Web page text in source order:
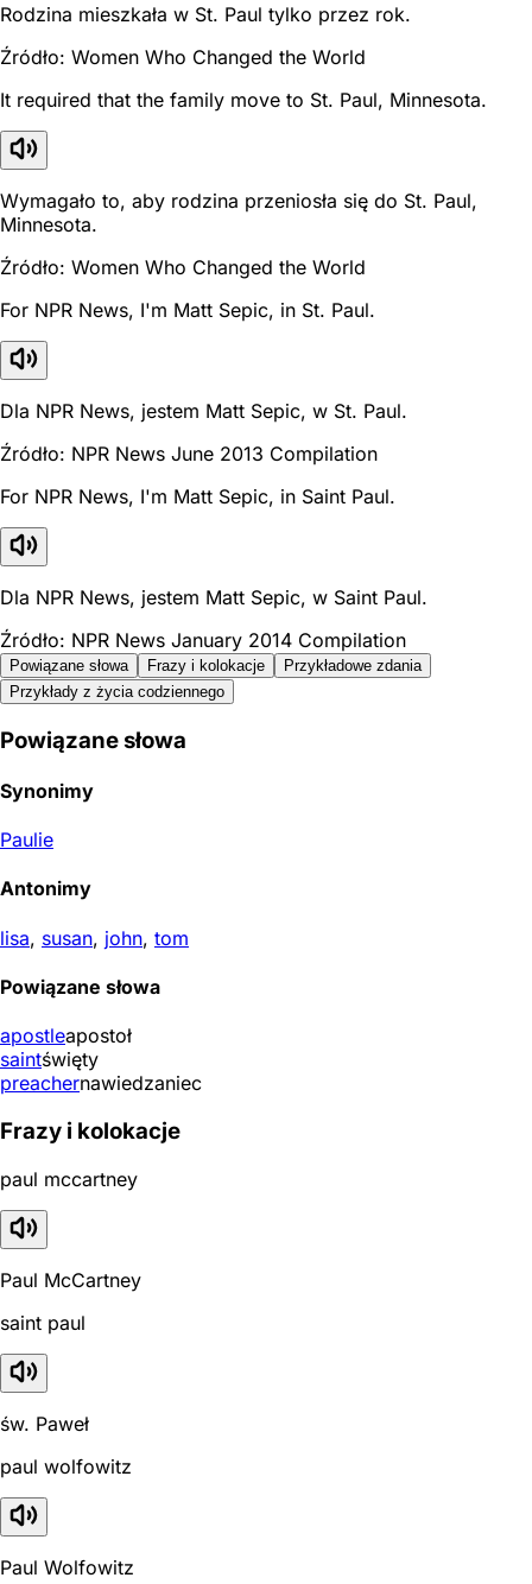
Rodzina mieszkała w St. Paul tylko przez rok.
Źródło: Women Who Changed the World
It required that the family move to St. Paul, Minnesota.
Wymagało to, aby rodzina przeniosła się do St. Paul,
Minnesota.
Źródło: Women Who Changed the World
For NPR News, I'm Matt Sepic, in St. Paul.
Dla NPR News, jestem Matt Sepic, w St. Paul.
Źródło: NPR News June 2013 Compilation
For NPR News, I'm Matt Sepic, in Saint Paul.
Dla NPR News, jestem Matt Sepic, w Saint Paul.
Źródło: NPR News January 2014 Compilation
Powiązane słowa Frazy i kolokacje
Przykładowe zdania
Przykłady z życia codziennego
Powiązane słowa
Synonimy
Paulie
Antonimy
lisa, susan, john, tom
Powiązane słowa
apostleapostoł
saintświęty
preachernawiedzaniec
Frazy i kolokacje
paul mccartney
Paul McCartney
saint paul
św. Paweł
paul wolfowitz
Paul Wolfowitz